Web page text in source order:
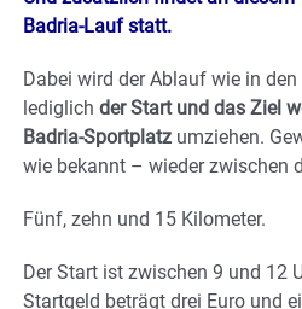
Badria-Lauf statt.
Dabei wird der Ablauf wie in
lediglich der Start und das Ziel
Badria-Sportplatz umziehen.
wie bekannt – wieder zwischen
Fünf, zehn und 15 Kilometer.
Der Start ist zwischen 9 und 12
Startgeld beträgt drei Euro und